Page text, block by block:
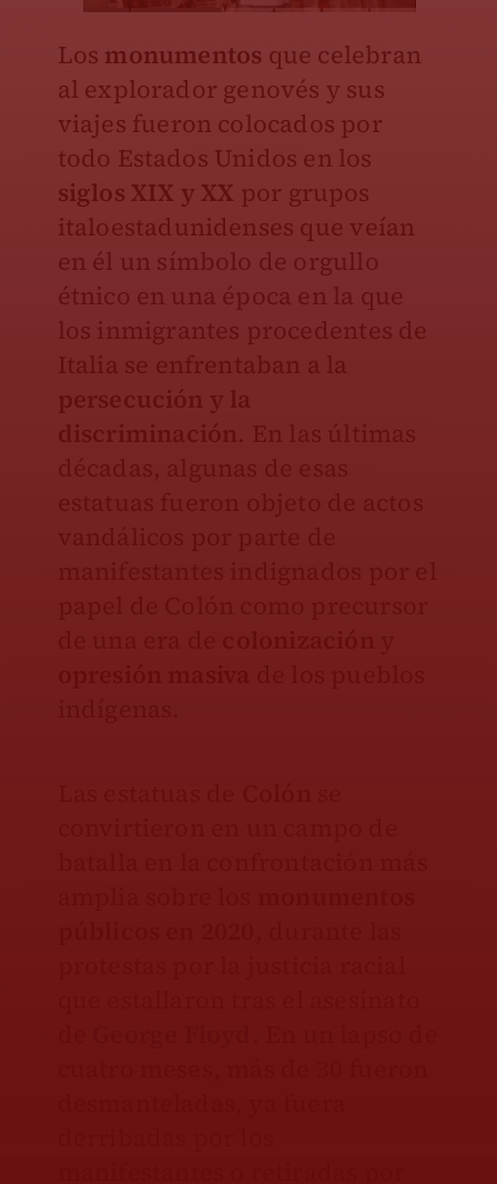
Los monumentos que celebran
al explorador genovés y sus
viajes fueron colocados por
todo Estados Unidos en los
siglos XIX y XX por grupos
italoestadunidenses que veían
en él un símbolo de orgullo
étnico en una época en la que
los inmigrantes procedentes de
Italia se enfrentaban a la
persecución y la